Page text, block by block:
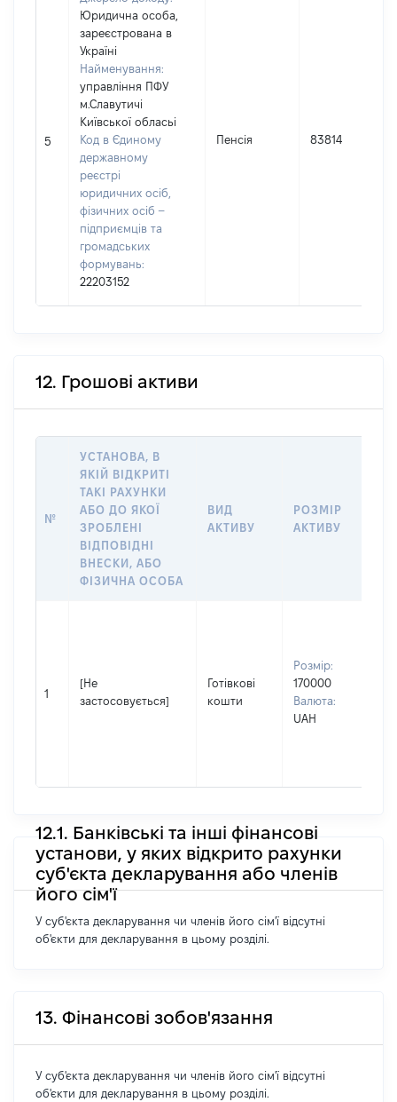
5
Юридична особа,
зареєстрована в
Україні
Найменування:
управління ПФУ
м.Славутичі
Київської обласьі
Код в Єдиному
державному
реєстрі
юридичних осіб,
фізичних осіб –
підприємців та
громадських
формувань:
22203152
Пенсія 83814
12. Грошові активи
№
УСТАНОВА, В
ЯКІЙ ВІДКРИТІ
ТАКІ РАХУНКИ
АБО ДО ЯКОЇ
ЗРОБЛЕНІ
ВІДПОВІДНІ
ВНЕСКИ, АБО
ФІЗИЧНА ОСОБА
ВИД
АКТИВУ
РОЗМІР
АКТИВУ
1
[Не
застосовується]
Готівкові
кошти
Розмір:
170000
Валюта:
UAH
12.1. Банківські та інші фінансові
установи, у яких відкрито рахунки
суб'єкта декларування або членів
його сім'ї
У суб'єкта декларування чи членів його сім'ї відсутні
об'єкти для декларування в цьому розділі.
13. Фінансові зобов'язання
У суб'єкта декларування чи членів його сім'ї відсутні
об'єкти для декларування в цьому розділі.